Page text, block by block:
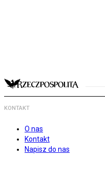
KONTAKT
O nas
Kontakt
Napisz do nas